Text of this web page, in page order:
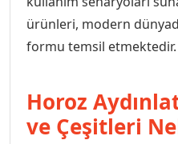
ürünleri, modern
formu temsil etmektedir.
Horoz
ve Çeşitleri